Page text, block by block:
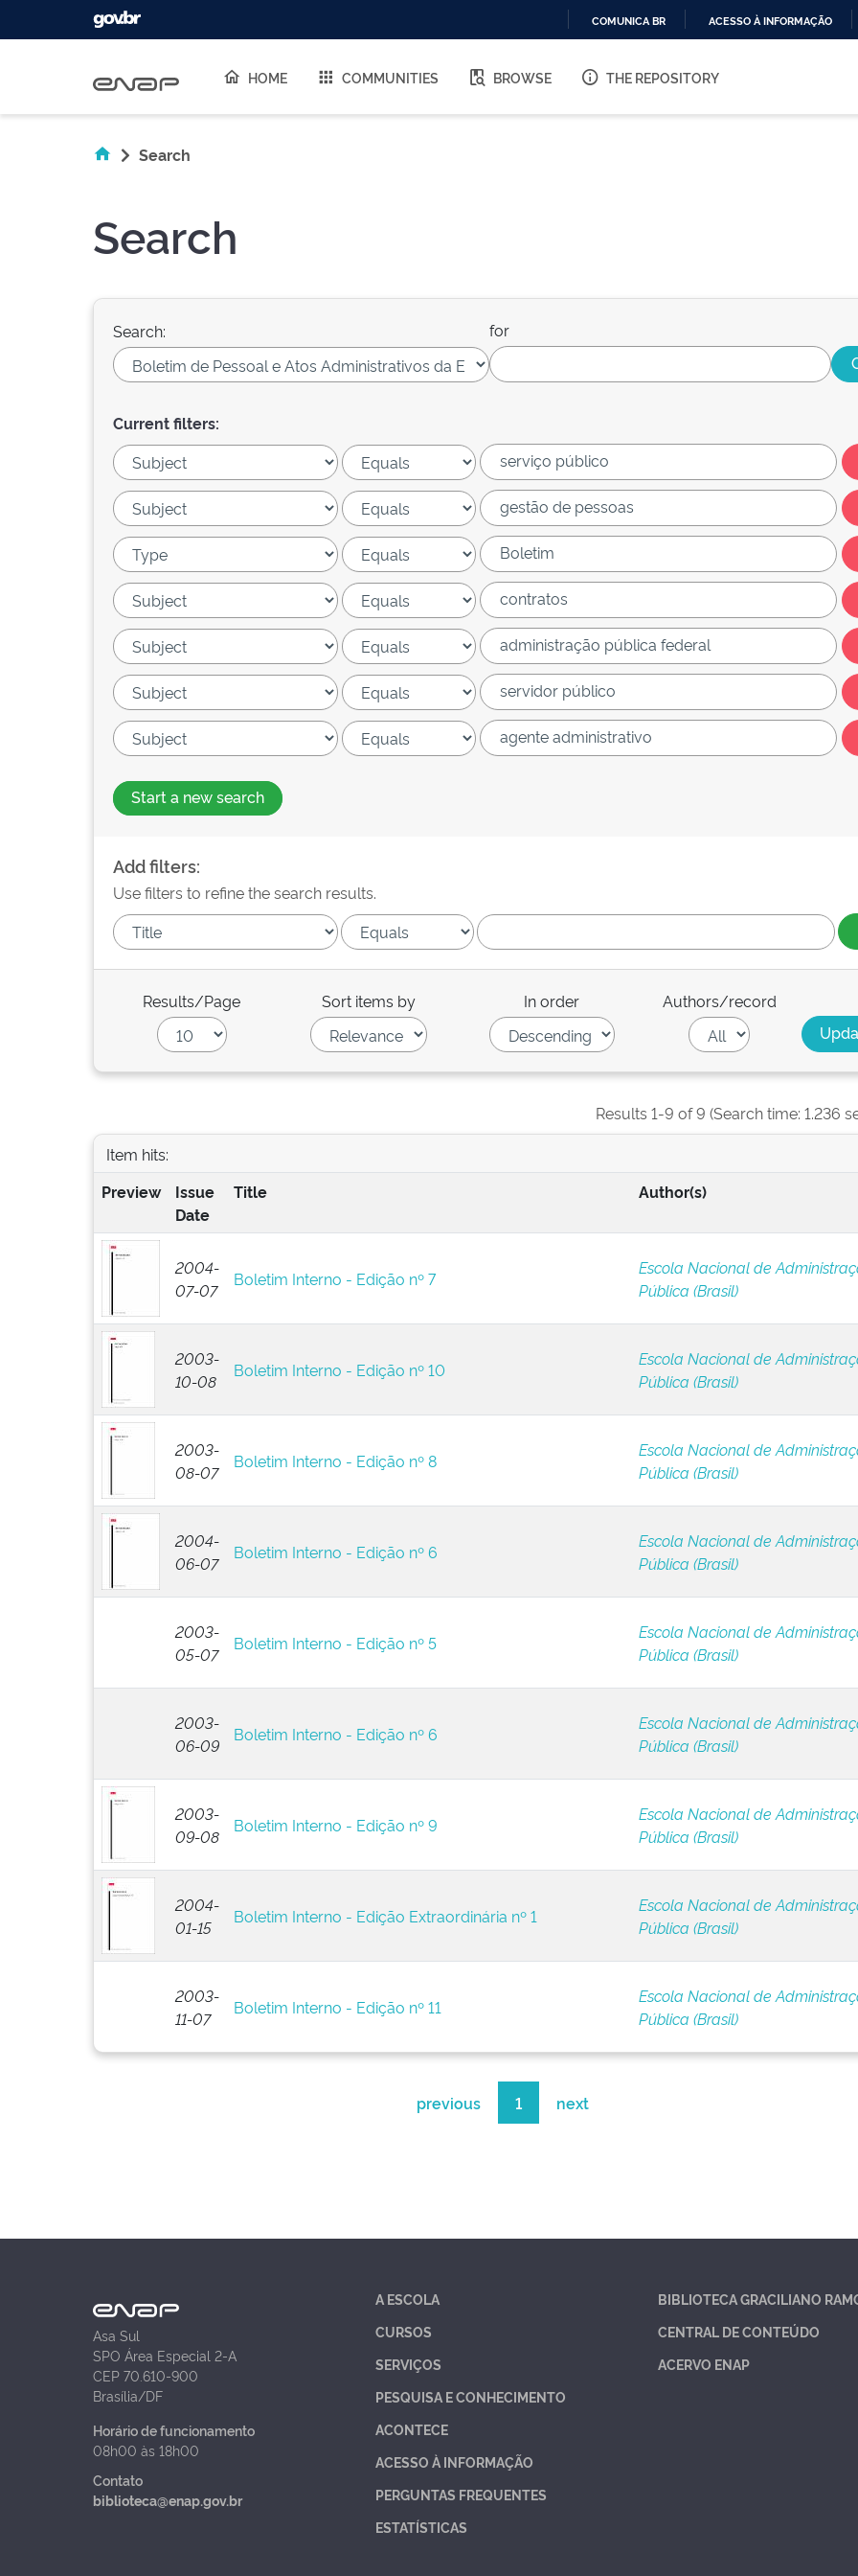
O
COMUNICA BR ACESSO À INFORMAÇÃO
HOME COMMUNITIES BROWSE THE REPOSITORY
Search
Search
Search: for
Current filters:
Start a new search
Add filters:
Use filters to refine the search results.
Results/Page Sort items by In order Authors/record
Results 1-9 of 9 (Search time: 1.236
Item hits:
Preview
Issue
Date
Title Author(s)
2004-
07-07
Boletim Interno - Edição nº 7
Escola Nacional de
Pública (Brasil)
2003-
10-08
Boletim Interno - Edição nº 10
Escola Nacional de
Pública (Brasil)
2003-
08-07
Boletim Interno - Edição nº 8
Escola Nacional de
Pública (Brasil)
2004-
06-07
Boletim Interno - Edição nº 6
Escola Nacional de
Pública (Brasil)
2003-
05-07
Boletim Interno - Edição nº 5
Escola Nacional de
Pública (Brasil)
2003-
06-09
Boletim Interno - Edição nº 6
Escola Nacional de
Pública (Brasil)
2003-
09-08
Boletim Interno - Edição nº 9
Escola Nacional de
Pública (Brasil)
2004-
01-15
Boletim Interno - Edição Extraordinária nº 1
Escola Nacional de
Pública (Brasil)
2003-
11-07
Boletim Interno - Edição nº 11
Escola Nacional de
Pública (Brasil)
previous 1 next
Asa Sul
SPO Área Especial 2-A
CEP 70.610-900
Brasília/DF
Horário de funcionamento
08h00 às 18h00
Contato
biblioteca@enap.gov.br
A ESCOLA
CURSOS
SERVIÇOS
PESQUISA E CONHECIMENTO
ACONTECE
ACESSO À INFORMAÇÃO
PERGUNTAS FREQUENTES
ESTATÍSTICAS
BIBLIOTECA GRACILIANO
CENTRAL DE CONTEÚDO
ACERVO ENAP